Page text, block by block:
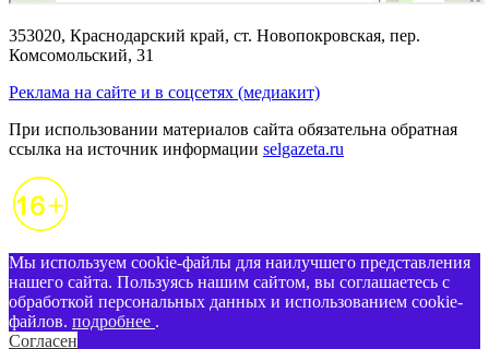
353020, Краснодарский край, ст. Новопокровская, пер.
Комсомольский, 31
Реклама на сайте и в соцсетях (медиакит)
При использовании материалов сайта обязательна обратная
ссылка на источник информации selgazeta.ru
Мы используем cookie-файлы для наилучшего представления
нашего сайта. Пользуясь нашим сайтом, вы соглашаетесь с
обработкой персональных данных и использованием cookie-
файлов. подробнее .
Согласен